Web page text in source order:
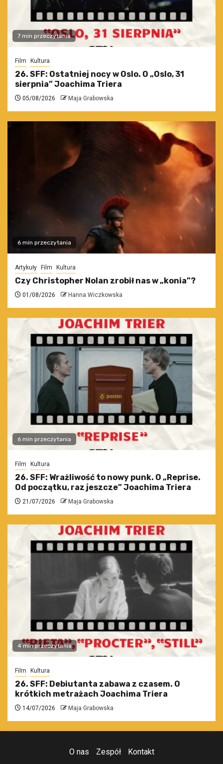
7 min przeczytania
Film Kultura
26. SFF: Ostatniej nocy w Oslo. O „Oslo, 31
sierpnia” Joachima Triera
05/08/2026 Maja Grabowska
6 min przeczytania
Artykuły Film Kultura
Czy Christopher Nolan zrobił nas w „konia”?
01/08/2026 Hanna Wiczkowska
6 min przeczytania
Film Kultura
26. SFF: Wrażliwość to nowy punk. O „Reprise.
Od początku, raz jeszcze” Joachima Triera
21/07/2026 Maja Grabowska
4 min przeczytania
Film Kultura
26. SFF: Debiutanta zabawa z czasem. O
krótkich metrażach Joachima Triera
14/07/2026 Maja Grabowska
O nas Zespół Kontakt